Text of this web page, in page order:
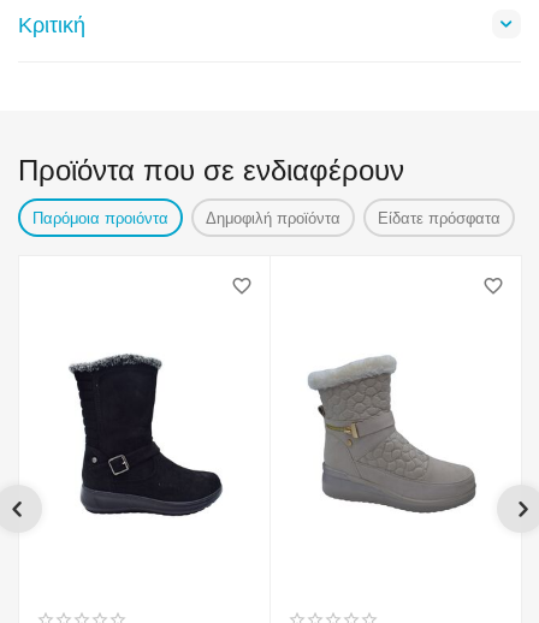
Κριτική
Προϊόντα που σε ενδιαφέρουν
Παρόμοια προιόντα Δημοφιλή προϊόντα Είδατε πρόσφατα